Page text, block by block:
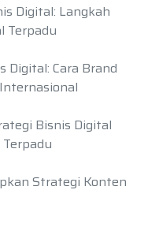
Digital: Langkah
Terpadu
Digital: Cara Brand
Bisnis Digital
Strategi Konten